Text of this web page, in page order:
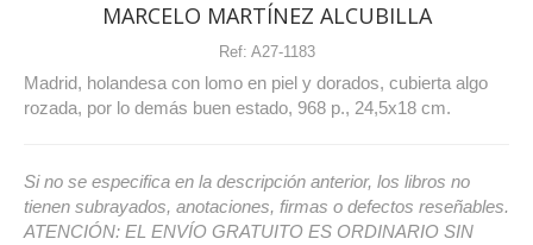
MARCELO MARTÍNEZ ALCUBILLA
Ref: A27-1183
Madrid, holandesa con lomo en piel y dorados, cubierta algo
rozada, por lo demás buen estado, 968 p., 24,5x18 cm.
Si no se especifica en la descripción anterior, los libros no
tienen subrayados, anotaciones, firmas o defectos reseñables.
ATENCIÓN: EL ENVÍO GRATUITO ES ORDINARIO SIN